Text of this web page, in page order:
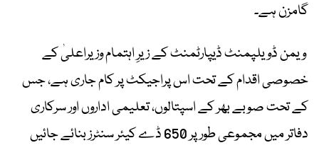
گامزن ہے۔
ویمن ڈویلپمنٹ ڈیپارٹمنٹ کے زیرِ اہتمام وزیراعلیٰ کے
خصوصی اقدام کے تحت اس پراجیکٹ پر کام جاری ہے، جس
کے تحت صوبے بھر کے اسپتالوں، تعلیمی اداروں اور سرکاری
دفاتر میں مجموعی طور پر 650 ڈے کیئر سنٹرز بنائے جائیں